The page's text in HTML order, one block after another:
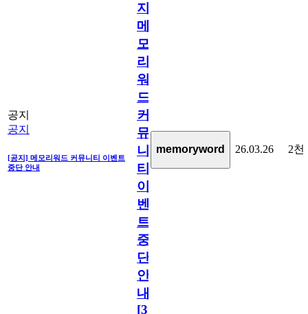
공지
공지
[공지] 메모리워드 커뮤니티 이벤트
중단 안내
지]
메
모
리
워
드
커
뮤
니
티
이
벤
트
중
단
안
내
[31
memoryword 26.03.26 2천